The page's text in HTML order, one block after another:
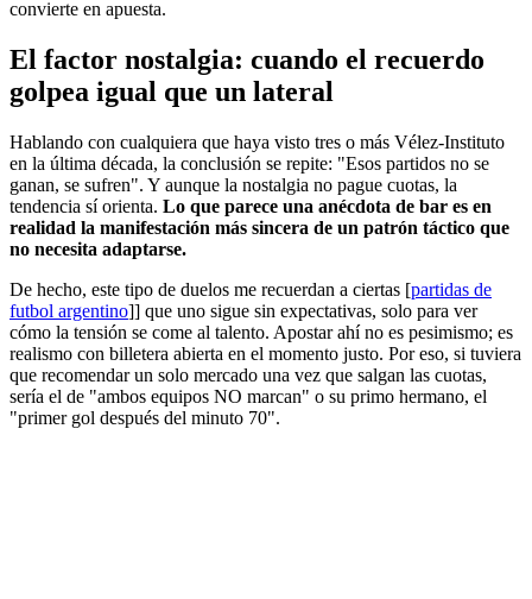
convierte en apuesta.
El factor nostalgia: cuando el recuerdo
golpea igual que un lateral
Hablando con cualquiera que haya visto tres o más Vélez-Instituto
en la última década, la conclusión se repite: "Esos partidos no se
ganan, se sufren". Y aunque la nostalgia no pague cuotas, la
tendencia sí orienta. Lo que parece una anécdota de bar es en
realidad la manifestación más sincera de un patrón táctico que
no necesita adaptarse.
De hecho, este tipo de duelos me recuerdan a ciertas [partidas de
futbol argentino]] que uno sigue sin expectativas, solo para ver
cómo la tensión se come al talento. Apostar ahí no es pesimismo; es
realismo con billetera abierta en el momento justo. Por eso, si tuviera
que recomendar un solo mercado una vez que salgan las cuotas,
sería el de "ambos equipos NO marcan" o su primo hermano, el
"primer gol después del minuto 70".